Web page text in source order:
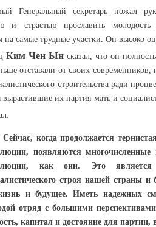
Генеральный секретарь пожал
и страстью прославить
на самые трудные участки. Он высоко
Ким Чен Ын сказал, что он
отставали от своих
строительства ради
вырастившие их партия-мать и
Сейчас, когда продолжается
появляются
как они. Это является
строя нашей страны
и будущее. Иметь надежных
отряд с большими
капитал и достояние для